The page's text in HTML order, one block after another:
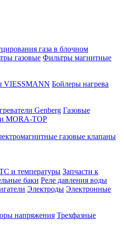
газа в блочном
газовые Фильтры магнитные
VIESSMANN Бойлеры нагрева
Genberg Газовые
MORA-TOP
газовые клапаны
и температуры Запчасти к
баки Реле давления воды
Электроды Электронные
напряжения Трехфазные